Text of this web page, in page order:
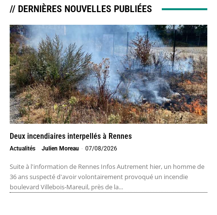
// DERNIÈRES NOUVELLES PUBLIÉES
Deux incendiaires interpellés à Rennes
Actualités Julien Moreau - 07/08/2026
Suite à l'information de Rennes Infos Autrement hier, un homme de
36 ans suspecté d'avoir volontairement provoqué un incendie
boulevard Villebois-Mareuil, près de la...